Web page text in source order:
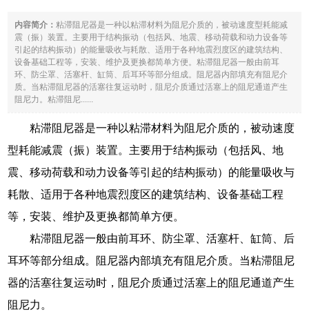
内容简介： 粘滞阻尼器是一种以粘滞材料为阻尼介质的，被动速度型耗能减
震（振）装置。主要用于结构振动（包括风、地震、移动荷载和动力设备等
引起的结构振动）的能量吸收与耗散、适用于各种地震烈度区的建筑结构、
设备基础工程等，安装、维护及更换都简单方便。粘滞阻尼器一般由前耳
环、防尘罩、活塞杆、缸筒、后耳环等部分组成。阻尼器内部填充有阻尼介
质。当粘滞阻尼器的活塞往复运动时，阻尼介质通过活塞上的阻尼通道产生
阻尼力。粘滞阻尼......
粘滞阻尼器是一种以粘滞材料为阻尼介质的，被动速度
型耗能减震（振）装置。主要用于结构振动（包括风、地
震、移动荷载和动力设备等引起的结构振动）的能量吸收与
耗散、适用于各种地震烈度区的建筑结构、设备基础工程
等，安装、维护及更换都简单方便。
粘滞阻尼器一般由前耳环、防尘罩、活塞杆、缸筒、后
耳环等部分组成。阻尼器内部填充有阻尼介质。当粘滞阻尼
器的活塞往复运动时，阻尼介质通过活塞上的阻尼通道产生
阻尼力。